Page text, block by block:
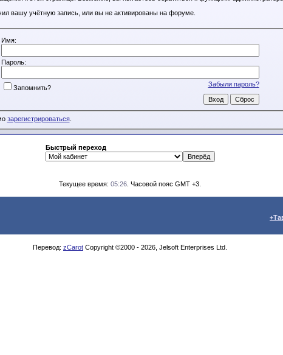
вашу учётную запись, или вы не активированы на форуме.
Имя:
Пароль:
Забыли пароль?
Запомнить?
зарегистрироваться.
Быстрый переход
Текущее время: 05:26 . Часовой пояс GMT +3.
Перевод: zCarot Copyright ©2000 - 2026, Jelsoft Enterprises Ltd.